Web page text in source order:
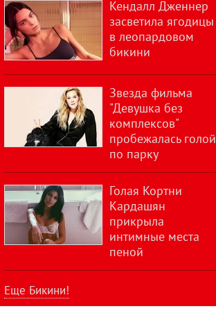
Кендалл Дженнер
засветила ягодицы
в леопардовом
бикини
Звезда фильма
"Девушка без
комплексов"
пробежалась голой
по парку
Голая Кортни
Кардашян
прикрыла
интимные места
пеной
Еще Бикини!